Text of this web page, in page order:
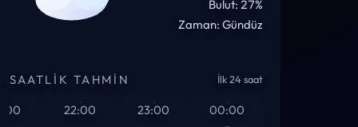
Bulut: 27%
Zaman: Gündüz
SAATLIK TAHMIN İlk 24 saat
22:00 23:00 00:00